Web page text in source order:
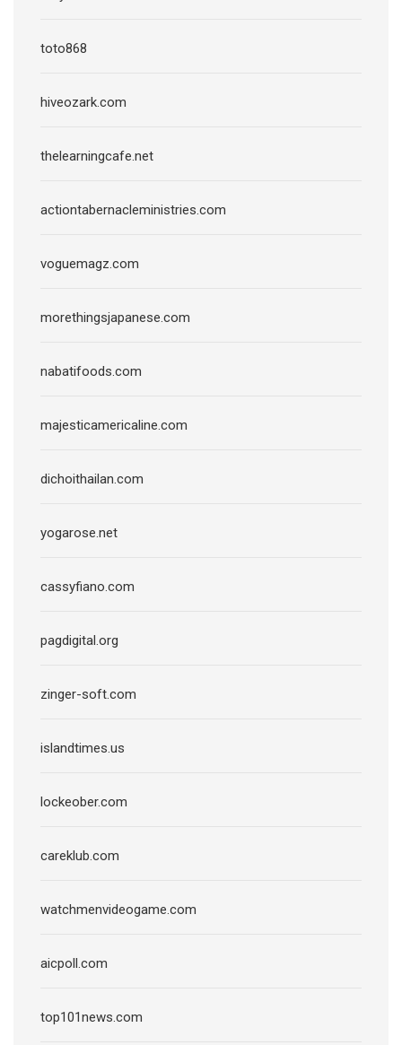
toto868
hiveozark.com
thelearningcafe.net
actiontabernacleministries.com
voguemagz.com
morethingsjapanese.com
nabatifoods.com
majesticamericaline.com
dichoithailan.com
yogarose.net
cassyfiano.com
pagdigital.org
zinger-soft.com
islandtimes.us
lockeober.com
careklub.com
watchmenvideogame.com
aicpoll.com
top101news.com